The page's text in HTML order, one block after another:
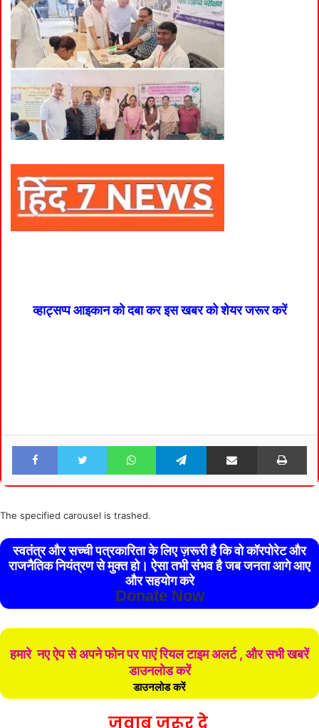
व्हाट्सप्प आइकान को दबा कर इस खबर को शेयर जरूर करें
Facebook Twitter WhatsApp Telegram Share via Email
The specified carousel is trashed.
स्वतंत्र और सच्ची पत्रकारिता के लिए ज़रूरी है कि वो कॉरपोरेट और
राजनैतिक नियंत्रण से मुक्त हो। ऐसा तभी संभव है जब जनता आगे आए
और सहयोग करे
Donate Now
हमारे नए ऐप से अपने फोन पर पाएं रियल टाइम अलर्ट , और सभी खबरें
डाउनलोड करें
डाउनलोड करें
जवाब जरूर दे